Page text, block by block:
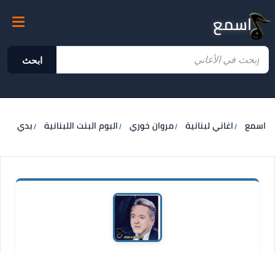
اسمع
ابحث
اسمع اغاني لبنانية مروان خوري البوم البنت اللبنانية بدي